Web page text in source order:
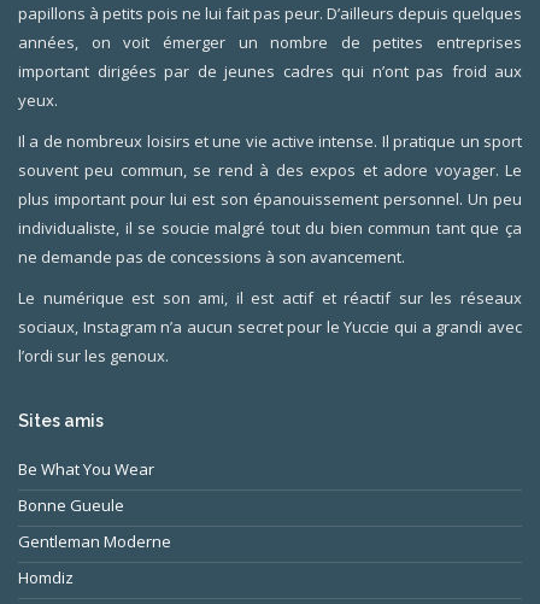
papillons à petits pois ne lui fait pas peur. D’ailleurs depuis quelques
années, on voit émerger un nombre de petites entreprises
important dirigées par de jeunes cadres qui n’ont pas froid aux
yeux.
Il a de nombreux loisirs et une vie active intense. Il pratique un sport
souvent peu commun, se rend à des expos et adore voyager. Le
plus important pour lui est son épanouissement personnel. Un peu
individualiste, il se soucie malgré tout du bien commun tant que ça
ne demande pas de concessions à son avancement.
Le numérique est son ami, il est actif et réactif sur les réseaux
sociaux, Instagram n’a aucun secret pour le Yuccie qui a grandi avec
l’ordi sur les genoux.
Sites amis
Be What You Wear
Bonne Gueule
Gentleman Moderne
Homdiz